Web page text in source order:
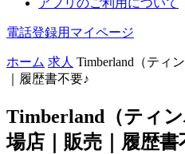
アプリのご利用について
電話登録用マイページ
ホーム 求人 Timberland（ティ
｜履歴書不要♪
Timberland（ティ
場店｜販売｜履歴書